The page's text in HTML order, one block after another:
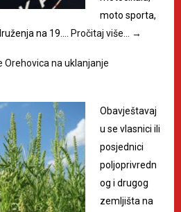
moto sporta,
na 19.…
Pročitaj više… →
Orehovica na uklanjanje
Obavještavaj
u se vlasnici ili
posjednici
poljoprivredn
og i drugog
zemljišta na